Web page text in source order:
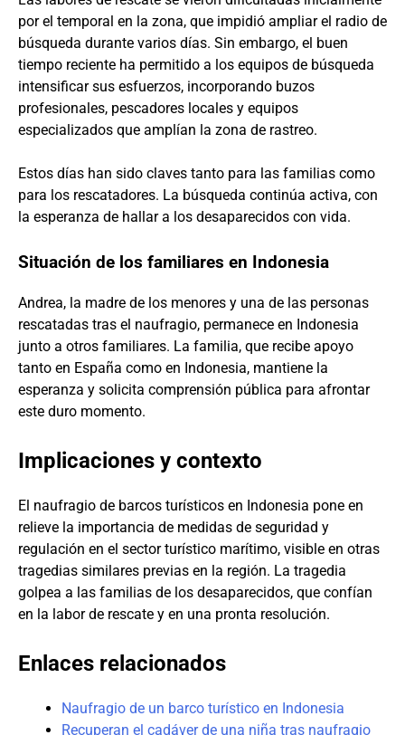
por el temporal en la zona, que impidió ampliar el radio de
búsqueda durante varios días. Sin embargo, el buen
tiempo reciente ha permitido a los equipos de búsqueda
intensificar sus esfuerzos, incorporando buzos
profesionales, pescadores locales y equipos
especializados que amplían la zona de rastreo.
Estos días han sido claves tanto para las familias como
para los rescatadores. La búsqueda continúa activa, con
la esperanza de hallar a los desaparecidos con vida.
Situación de los familiares en Indonesia
Andrea, la madre de los menores y una de las personas
rescatadas tras el naufragio, permanece en Indonesia
junto a otros familiares. La familia, que recibe apoyo
tanto en España como en Indonesia, mantiene la
esperanza y solicita comprensión pública para afrontar
este duro momento.
Implicaciones y contexto
El naufragio de barcos turísticos en Indonesia pone en
relieve la importancia de medidas de seguridad y
regulación en el sector turístico marítimo, visible en otras
tragedias similares previas en la región. La tragedia
golpea a las familias de los desaparecidos, que confían
en la labor de rescate y en una pronta resolución.
Enlaces relacionados
Naufragio de un barco turístico en Indonesia
Recuperan el cadáver de una niña tras naufragio